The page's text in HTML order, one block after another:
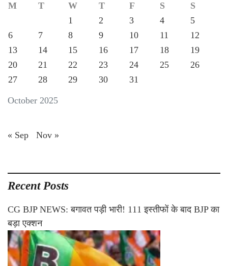
October 2025
M T W T F S
S
1
2 3 4
5
6
7 8 9 10 11
12
13
14 15 16 17 18
19
20
21 22 23 24 25
26
27
28 29 30 31
« Sep Nov »
Recent Posts
CG BJP NEWS: बगावत पड़ी भारी! 111 इस्तीफों के बाद BJP का
बड़ा एक्शन